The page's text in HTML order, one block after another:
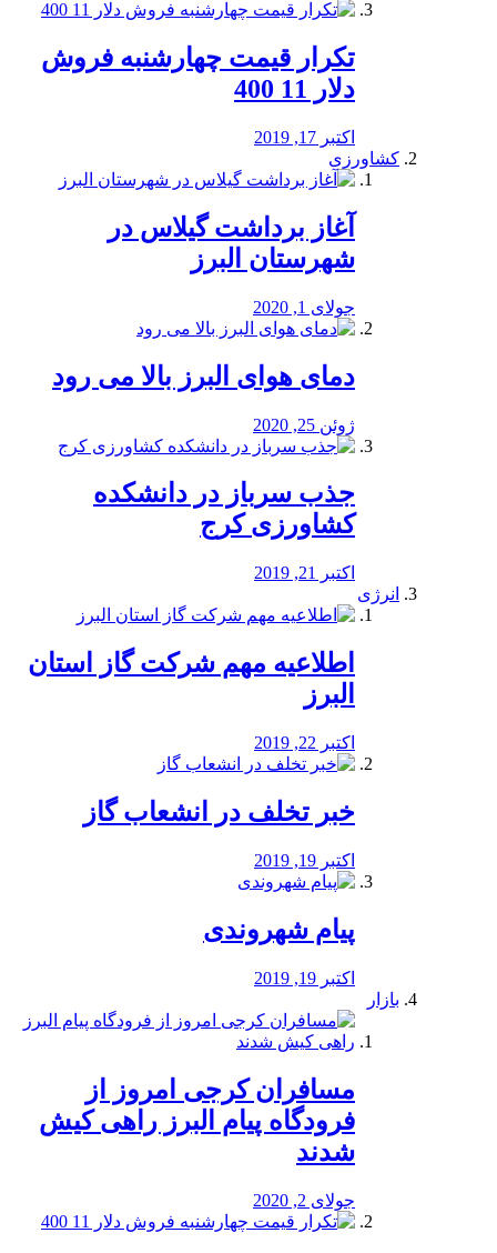
تکرار قیمت چهارشنبه فروش
دلار 11 400
اکتبر 17, 2019
کشاورزی
آغاز برداشت گیلاس در
شهرستان البرز
جولای 1, 2020
دمای هوای البرز بالا می رود
ژوئن 25, 2020
جذب سرباز در دانشکده
کشاورزی کرج
اکتبر 21, 2019
انرژی
️اطلاعیه مهم شرکت گاز استان
البرز
اکتبر 22, 2019
خبر تخلف در انشعاب گاز
اکتبر 19, 2019
پیام شهروندی
اکتبر 19, 2019
بازار
مسافران کرجی امروز از
فرودگاه پیام البرز راهی کیش
شدند
جولای 2, 2020